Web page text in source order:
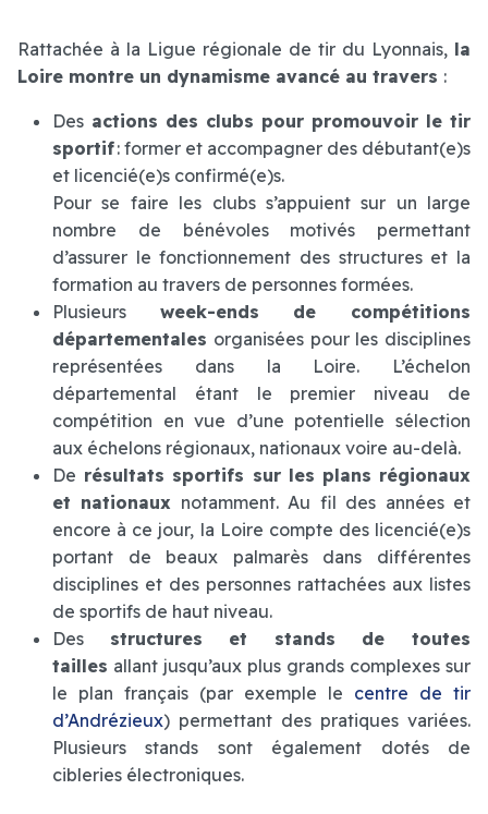
Rattachée à la Ligue régionale de tir du Lyonnais, la
Loire montre un dynamisme avancé au travers :
Des actions des clubs pour promouvoir le tir
sportif: former et accompagner des débutant(e)s
et licencié(e)s confirmé(e)s.
Pour se faire les clubs s’appuient sur un large
nombre de bénévoles motivés permettant
d’assurer le fonctionnement des structures et la
formation au travers de personnes formées.
Plusieurs week-ends de compétitions
départementales organisées pour les disciplines
représentées dans la Loire. L’échelon
départemental étant le premier niveau de
compétition en vue d’une potentielle sélection
aux échelons régionaux, nationaux voire au-delà.
De résultats sportifs sur les plans régionaux
et nationaux notamment. Au fil des années et
encore à ce jour, la Loire compte des licencié(e)s
portant de beaux palmarès dans différentes
disciplines et des personnes rattachées aux listes
de sportifs de haut niveau.
Des structures et stands de toutes
tailles allant jusqu’aux plus grands complexes sur
le plan français (par exemple le centre de tir
d’Andrézieux) permettant des pratiques variées.
Plusieurs stands sont également dotés de
cibleries électroniques.